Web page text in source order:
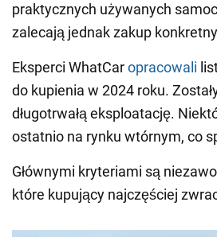
praktycznych używanych
zalecają jednak zakup
Eksperci WhatCaropracowali
do kupienia w 2024 roku.
długotrwałą eksploatację.
ostatnio na rynku wtórnym, co
Głównymi kryteriami są
które kupujący najczęściej